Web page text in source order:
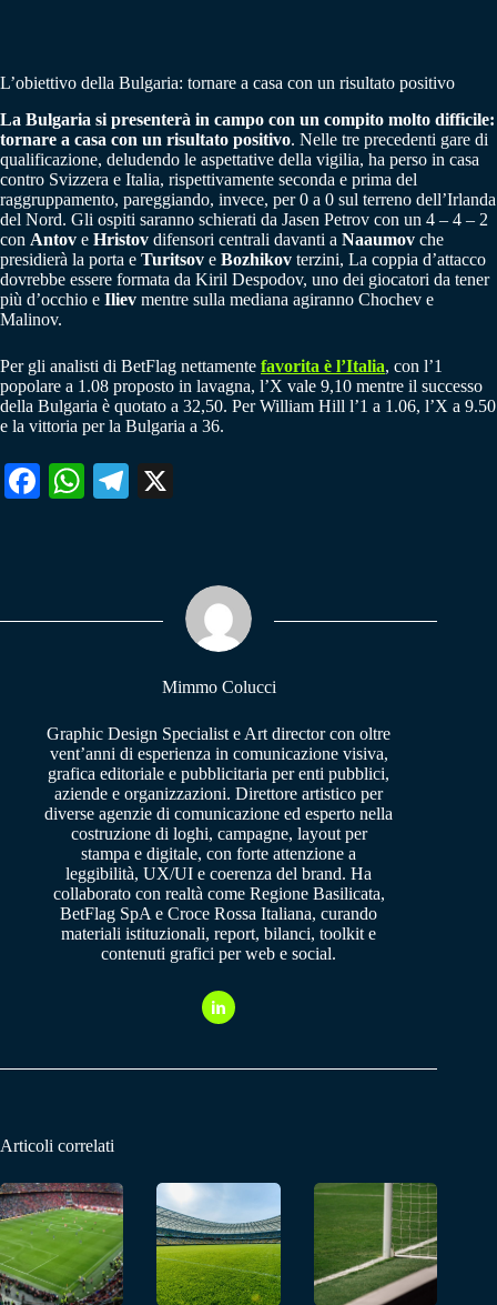
L’obiettivo della Bulgaria: tornare a casa con un risultato positivo
La Bulgaria si presenterà in campo con un compito molto difficile:
tornare a casa con un risultato positivo. Nelle tre precedenti gare di
qualificazione, deludendo le aspettative della vigilia, ha perso in casa
contro Svizzera e Italia, rispettivamente seconda e prima del
raggruppamento, pareggiando, invece, per 0 a 0 sul terreno dell’Irlanda
del Nord. Gli ospiti saranno schierati da Jasen Petrov con un 4 – 4 – 2
con Antov e Hristov difensori centrali davanti a Naaumov che
presidierà la porta e Turitsov e Bozhikov terzini, La coppia d’attacco
dovrebbe essere formata da Kiril Despodov, uno dei giocatori da tener
più d’occhio e Iliev mentre sulla mediana agiranno Chochev e
Malinov.
Per gli analisti di BetFlag nettamente favorita è l’Italia, con l’1
popolare a 1.08 proposto in lavagna, l’X vale 9,10 mentre il successo
della Bulgaria è quotato a 32,50. Per William Hill l’1 a 1.06, l’X a 9.50
e la vittoria per la Bulgaria a 36.
Fa W
pp
Te
m
Mimmo Colucci
Graphic Design Specialist e Art director con oltre
vent’anni di esperienza in comunicazione visiva,
grafica editoriale e pubblicitaria per enti pubblici,
aziende e organizzazioni. Direttore artistico per
diverse agenzie di comunicazione ed esperto nella
costruzione di loghi, campagne, layout per
stampa e digitale, con forte attenzione a
leggibilità, UX/UI e coerenza del brand. Ha
collaborato con realtà come Regione Basilicata,
BetFlag SpA e Croce Rossa Italiana, curando
materiali istituzionali, report, bilanci, toolkit e
contenuti grafici per web e social.
Articoli correlati